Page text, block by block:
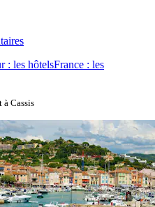
: les hôtelsFrance : les
Cassis